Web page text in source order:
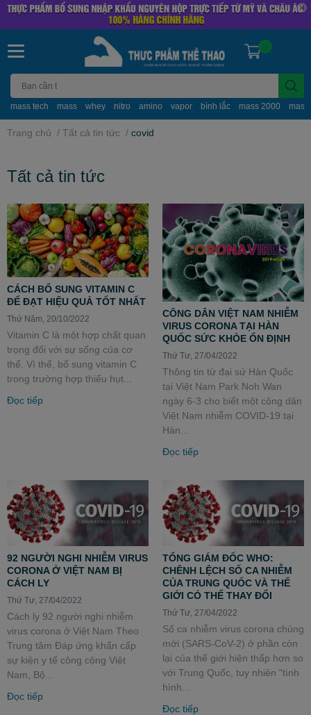
mass tech mass whey nitro amino vapor bình lắc mass 2000
0
Trang chủ / Tất cả tin tức / covid
Tất cả tin tức
CÁCH BỔ SUNG VITAMIN C
ĐỂ ĐẠT HIỆU QUẢ TỐT NHẤT
Thứ Năm, 20/10/2022
Vitamin C là một hợp chất quan
trọng đối với sự sống của cơ
thể. Vì thế, bổ sung vitamin C
trong trường hợp thiếu hụt...
Đọc tiếp
CÔNG DÂN VIỆT NAM NHIỄM
VIRUS CORONA TẠI HÀN
QUỐC SỨC KHỎE ỔN ĐỊNH
Thứ Tư, 27/04/2022
Thông tin từ đại sứ Hàn Quốc
tại Việt Nam Park Noh Wan
ngày 6-3 cho biết một công dân
Việt Nam nhiễm COVID-19 tại
Hàn...
Đọc tiếp
92 NGƯỜI NGHI NHIỄM VIRUS
CORONA Ở VIỆT NAM BỊ
CÁCH LY
Thứ Tư, 27/04/2022
Cách ly 92 người nghi nhiễm
virus corona ở Việt Nam Theo
Trung tâm Đáp ứng khẩn cấp
sự kiện y tế công cộng Việt
Nam, Bộ...
Đọc tiếp
TỔNG GIÁM ĐỐC WHO:
CHÊNH LỆCH SỐ CA NHIỄM
CỦA TRUNG QUỐC VÀ THẾ
GIỚI CÓ THỂ THAY ĐỔI
Thứ Tư, 27/04/2022
Số ca nhiễm virus corona chủng
mới (SARS-CoV-2) ở phần còn
lại của thế giới hiện thấp hơn so
với Trung Quốc, tuy nhiên "tình
hình...
Đọc tiếp